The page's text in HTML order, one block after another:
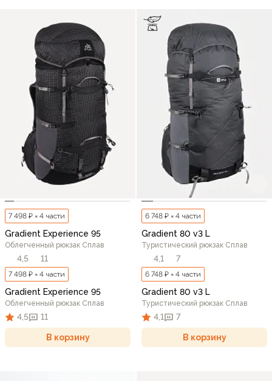
7 498 ₽ × 4 части
Gradient Experience 95
Облегченный рюкзак Сплав
4,5 11
7 498 ₽ × 4 части
Gradient Experience 95
Облегченный рюкзак Сплав
4,5 11
В корзину
6 748 ₽ × 4 части
Gradient 80 v3 L
Туристический рюкзак Сплав
4,1 7
6 748 ₽ × 4 части
Gradient 80 v3 L
Туристический рюкзак Сплав
4,1 7
В корзину